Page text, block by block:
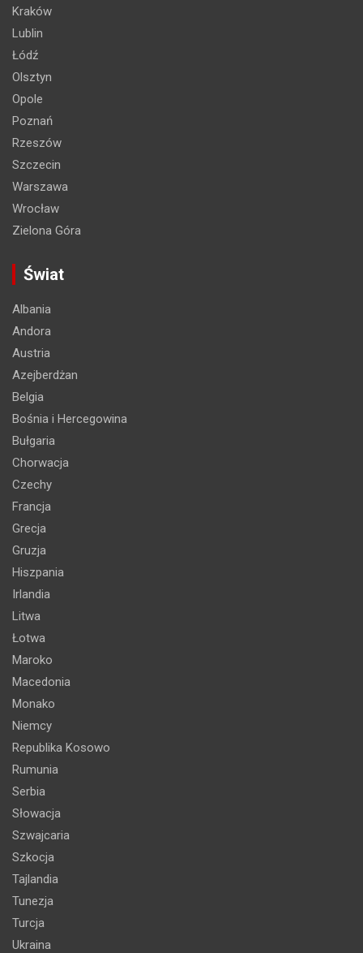
Kraków
Lublin
Łódź
Olsztyn
Opole
Poznań
Rzeszów
Szczecin
Warszawa
Wrocław
Zielona Góra
Świat
Albania
Andora
Austria
Azejberdżan
Belgia
Bośnia i Hercegowina
Bułgaria
Chorwacja
Czechy
Francja
Grecja
Gruzja
Hiszpania
Irlandia
Litwa
Łotwa
Maroko
Macedonia
Monako
Niemcy
Republika Kosowo
Rumunia
Serbia
Słowacja
Szwajcaria
Szkocja
Tajlandia
Tunezja
Turcja
Ukraina